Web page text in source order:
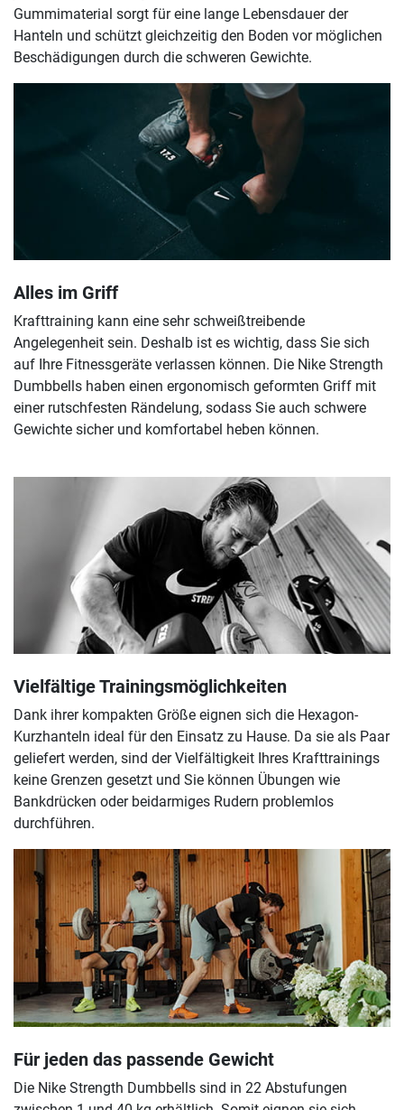
Gummimaterial sorgt für eine lange Lebensdauer der
Hanteln und schützt gleichzeitig den Boden vor möglichen
Beschädigungen durch die schweren Gewichte.
Alles im Griff
Krafttraining kann eine sehr schweißtreibende
Angelegenheit sein. Deshalb ist es wichtig, dass Sie sich
auf Ihre Fitnessgeräte verlassen können. Die Nike Strength
Dumbbells haben einen ergonomisch geformten Griff mit
einer rutschfesten Rändelung, sodass Sie auch schwere
Gewichte sicher und komfortabel heben können.
Vielfältige Trainingsmöglichkeiten
Dank ihrer kompakten Größe eignen sich die Hexagon-
Kurzhanteln ideal für den Einsatz zu Hause. Da sie als Paar
geliefert werden, sind der Vielfältigkeit Ihres Krafttrainings
keine Grenzen gesetzt und Sie können Übungen wie
Bankdrücken oder beidarmiges Rudern problemlos
durchführen.
Für jeden das passende Gewicht
Die Nike Strength Dumbbells sind in 22 Abstufungen